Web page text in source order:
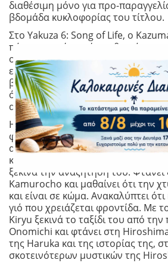
διαθέσιμη μόνο για προ-
βδομάδα κυκλοφορίας του τίτλου.
Στο Yakuza 6: Song of Life, ο
πόσα μπορεί κανείς να θυσιάσει
οικογένειας, αν τελικά η πίστη σε
είναι πιο ισχυρή από τους δεσμούς
βρεθεί αντιμέτωπος με μία έρευνα
όλες τις πτυχές της ζωής των πιο
ανθρώπων.
Η ιστορία του αρχίζει βολικά
φυλακή μετά από τρία χρόνια,
αδύναμος, ο πρωταγωνιστής μας
κόρη του Haruka λείπει από το
ξεκινά την αναζήτησή του.
Kamurocho και μαθαίνει ότι την
και είναι σε κώμα. Ανακαλύπτει
γιό που χρειάζεται φροντίδα. Με
Kiryu ξεκινά το ταξίδι του από
Onomichi και φτάνει στη
της Haruka και της ιστορίας της,
σκοτεινότερων μυστικών της